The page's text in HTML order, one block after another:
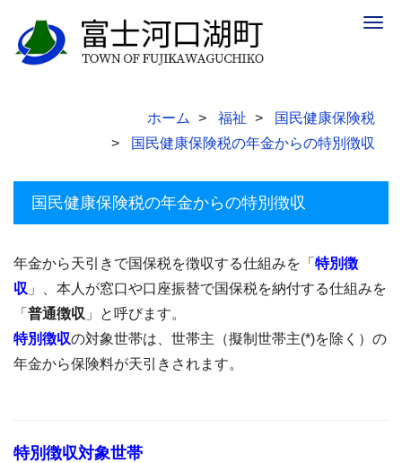
ホーム 福祉
国民健康保険税
国民健康保険税の年金からの特別徴収
国民健康保険税の年金からの特別徴収
年金から天引きで国保税を徴収する仕組みを「 特別徴
収 」、本人が窓口や口座振替で国保税を納付する仕組みを
「 普通徴収 」と呼びます。
特別徴収の対象世帯は、世帯主（擬制世帯主(*)を除く）の
年金から保険料が天引きされます。
特別徴収対象世帯